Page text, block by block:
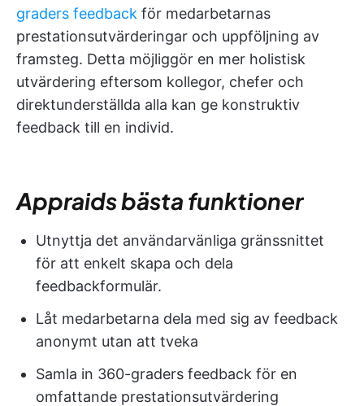
graders feedback för medarbetarnas
prestationsutvärderingar och uppföljning av
framsteg. Detta möjliggör en mer holistisk
utvärdering eftersom kollegor, chefer och
direktunderställda alla kan ge konstruktiv
feedback till en individ.
Appraids bästa funktioner
Utnyttja det användarvänliga gränssnittet
för att enkelt skapa och dela
feedbackformulär.
Låt medarbetarna dela med sig av feedback
anonymt utan att tveka
Samla in 360-graders feedback för en
omfattande prestationsutvärdering